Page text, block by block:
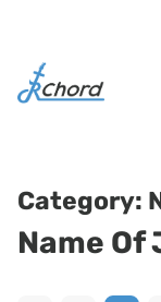
Category:
Name Of